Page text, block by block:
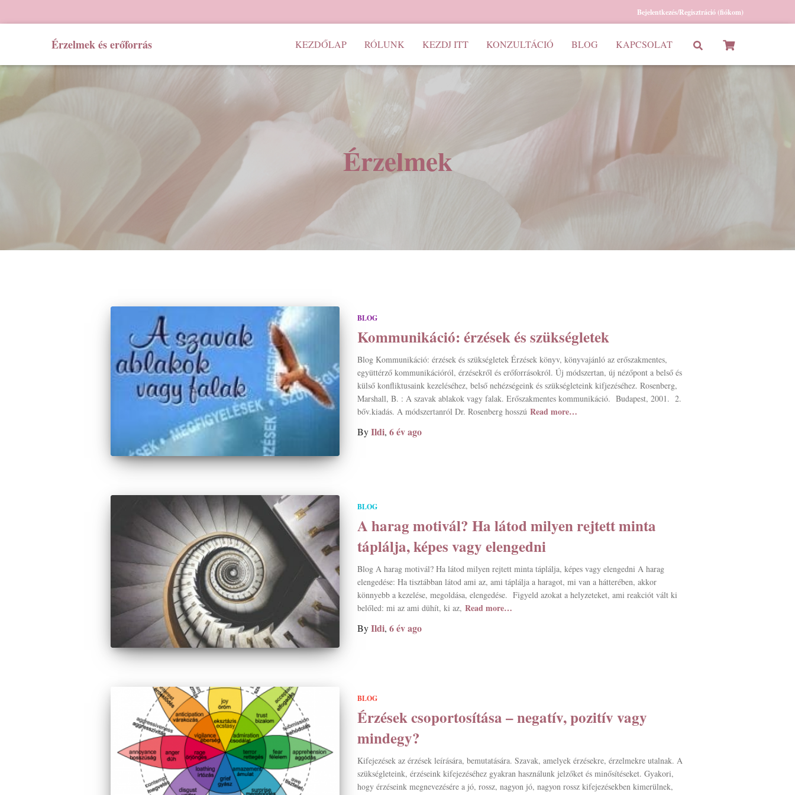
Bejelentkezés/Regisztráció (fiókom)
Érzelmek és erőforrás KEZDŐLAP RÓLUNK KEZDJ ITT KONZULTÁCIÓ BLOG KAPCSOLAT
Érzelmek
BLOG
Kommunikáció: érzések és szükségletek
Blog Kommunikáció: érzések és szükségletek Érzések könyv, könyvajánló az erőszakmentes,
együttérző kommunikációról, érzésekről és erőforrásokról. Új módszertan, új nézőpont a belső és
külső konfliktusaink kezeléséhez, belső nehézségeink és szükségleteink kifjezéséhez. Rosenberg,
Marshall, B. : A szavak ablakok vagy falak. Erőszakmentes kommunikáció. Budapest, 2001. 2.
bőv.kiadás. A módszertanról Dr. Rosenberg hosszú Read more…
ByIldi, 6 évago
BLOG
A harag motivál? Ha látod milyen rejtett minta
táplálja, képes vagy elengedni
Blog A harag motivál? Ha látod milyen rejtett minta táplálja, képes vagy elengedni A harag
elengedése: Ha tisztábban látod ami az, ami táplálja a haragot, mi van a hátterében, akkor
könnyebb a kezelése, megoldása, elengedése. Figyeld azokat a helyzeteket, ami reakciót vált ki
belőled: mi az ami dühít, ki az, Read more…
ByIldi, 6 évago
BLOG
Érzések csoportosítása – negatív, pozitív vagy
mindegy?
Kifejezések az érzések leírására, bemutatására. Szavak, amelyek érzésekre, érzelmekre utalnak. A
szükségleteink, érzéseink kifejezéséhez gyakran használunk jelzőket és minősítéseket. Gyakori,
hogy érzéseink megnevezésére a jó, rossz, nagyon jó, nagyon rossz kifejezésekben kimerülnek,